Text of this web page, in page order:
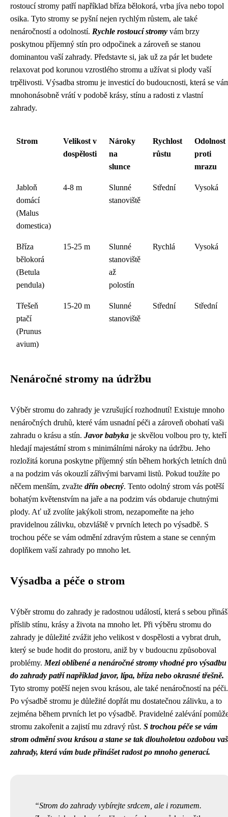
rostoucí stromy patří například bříza bělokorá, vrba jíva nebo topol
osika. Tyto stromy se pyšní nejen rychlým růstem, ale také
nenáročností a odolností. Rychle rostoucí stromy vám brzy
poskytnou příjemný stín pro odpočinek a zároveň se stanou
dominantou vaší zahrady. Představte si, jak už za pár let budete
relaxovat pod korunou vzrostlého stromu a užívat si plody vaší
trpělivosti. Výsadba stromu je investicí do budoucnosti, která se
mnohonásobně vrátí v podobě krásy, stínu a radosti z vlastní
zahrady.
Strom
Velikost v
dospělosti
Nároky
na
slunce
Rychlost
růstu
Odolnost
proti
mrazu
Jabloň
domácí
(Malus
domestica)
4-8 m
Slunné
stanoviště
Střední Vysoká
Bříza
bělokorá
(Betula
pendula)
15-25 m
Slunné
stanoviště
až
polostín
Rychlá Vysoká
Třešeň
ptačí
(Prunus
avium)
15-20 m
Slunné
stanoviště
Střední Střední
Nenáročné stromy na údržbu
Výběr stromu do zahrady je vzrušující rozhodnutí! Existuje mnoho
nenáročných druhů, které vám usnadní péči a zároveň obohatí vaši
zahradu o krásu a stín. Javor babyka je skvělou volbou pro ty, kteří
hledají majestátní strom s minimálními nároky na údržbu. Jeho
rozložitá koruna poskytne příjemný stín během horkých letních dnů
a na podzim vás okouzlí zářivými barvami listů. Pokud toužíte po
něčem menším, zvažte dřín obecný. Tento odolný strom vás potěší
bohatým květenstvím na jaře a na podzim vás obdaruje chutnými
plody. Ať už zvolíte jakýkoli strom, nezapomeňte na jeho
pravidelnou zálivku, obzvláště v prvních letech po výsadbě. S
trochou péče se vám odmění zdravým růstem a stane se cenným
doplňkem vaší zahrady po mnoho let.
Výsadba a péče o strom
Výběr stromu do zahrady je radostnou událostí, která s sebou
příslib stínu, krásy a života na mnoho let. Při výběru stromu do
zahrady je důležité zvážit jeho velikost v dospělosti a vybrat druh,
který se bude hodit do prostoru, aniž by v budoucnu způsoboval
problémy.Mezi oblíbené a nenáročné stromy vhodné pro výsadbu
do zahrady patří například javor, lípa, bříza nebo okrasné třešně.
Tyto stromy potěší nejen svou krásou, ale také nenáročností na péči.
Po výsadbě stromu je důležité dopřát mu dostatečnou zálivku, a to
zejména během prvních let po výsadbě. Pravidelné zalévání
stromu zakořenit a zajistí mu zdravý růst. S trochou péče se vám
strom odmění svou krásou a stane se tak dlouholetou ozdobou
zahrady, která vám bude přinášet radost po mnoho generací.
Strom do zahrady vybírejte srdcem, ale i rozumem.